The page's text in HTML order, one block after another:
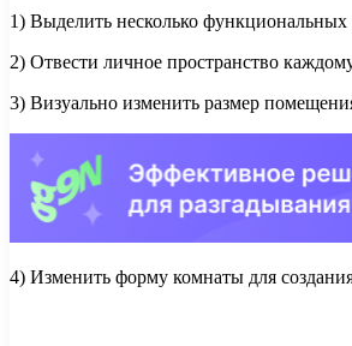
1) Выделить несколько
2) Отвести личное пространство
3) Визуально изменить размер
4) Изменить форму комнаты для